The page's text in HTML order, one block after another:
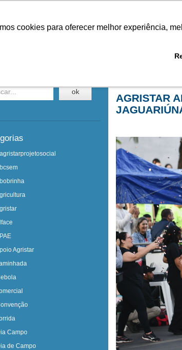
cookies para oferecer melhor experiência,
ok
Agristar
Campo
de Campo
AGRISTAR